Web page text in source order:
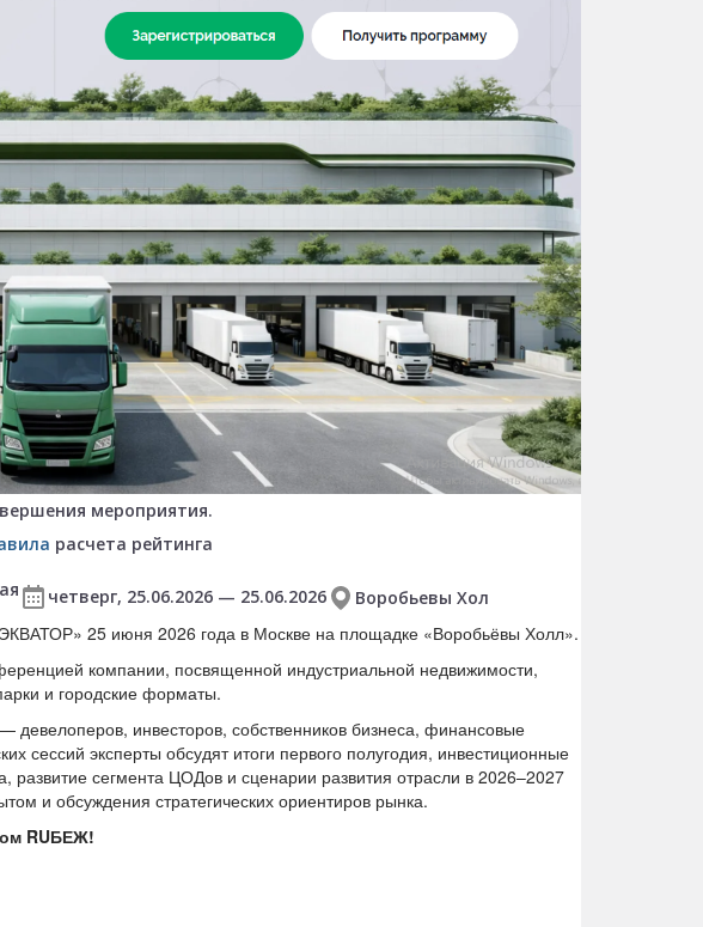
мероприятия.
расчета рейтинга
четверг, 25.06.2026 — 25.06.2026 Воробьевы Хол
25 июня 2026 года в Москве на площадке «Воробьёвы Холл».
компании, посвященной индустриальной недвижимости,
и городские форматы.
инвесторов, собственников бизнеса, финансовые
сессий эксперты обсудят итоги первого полугодия, инвестиционные
развитие сегмента ЦОДов и сценарии развития отрасли в 2026–2027
и обсуждения стратегических ориентиров рынка.
RUБЕЖ!